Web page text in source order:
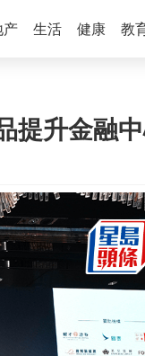
产 生活 健康 教
提升金融